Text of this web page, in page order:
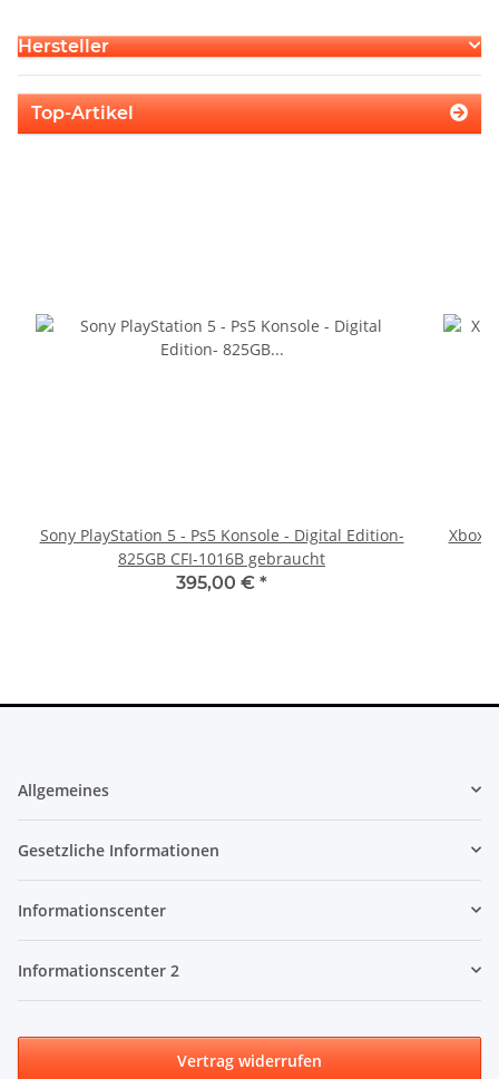
Hersteller
Top-Artikel
Sony PlayStation 5 - Ps5 Konsole - Digital Edition-
825GB CFI-1016B gebraucht
395,00 € *
Xbox
Allgemeines
Gesetzliche Informationen
Informationscenter
Informationscenter 2
Vertrag widerrufen